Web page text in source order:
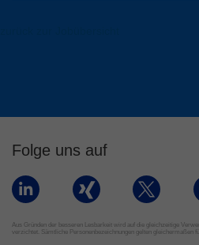
Folge uns auf
Aus Gründen der besseren Lesbarkeit wird auf die gleichzeitige
verzichtet. Sämtliche Personenbezeichnungen gelten gleichermaßen